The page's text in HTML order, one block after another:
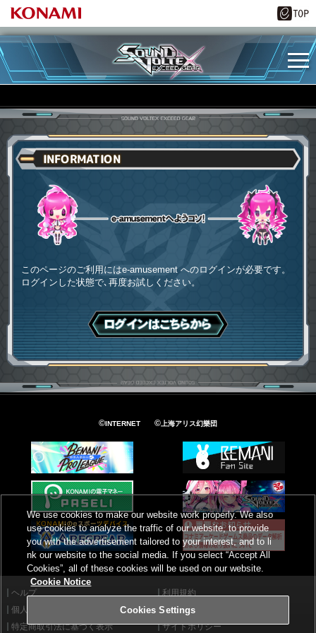
INFORMATION
このページのご利用にはe-amusement へのログインが必要です。
ログインした状態で､再度お試しください。
ログインはこちら
©INTERNET ©上海アリス幻樂団
ヘルプ
利用規約
個人情報等保護方針
外部送信について
特定商取引法に基づく表示
サイトポリシー
We use cookies to make our website work properly. We also
use cookies to analyze the traffic of our website, to provide
you with the advertisement tailored to your interest, and to li
nk our website to the social media. If you select “Accept All
Cookies”, all of these cookies will be used on our website.
Cookie Notice
Cookies Settings